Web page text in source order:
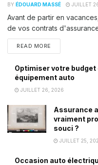
BY ÉDOUARD MASSÉ JUILLET
Avant de partir en
de vos contrats
READ MORE
Optimiser votre
équipement auto
JUILLET 26, 2026
Assurance
vraiment
souci ?
JUILLET 25,
Occasion auto